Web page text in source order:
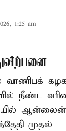
1:25 am
வாணிபக்
நீண்ட
ஆன்லைன்
முதல்